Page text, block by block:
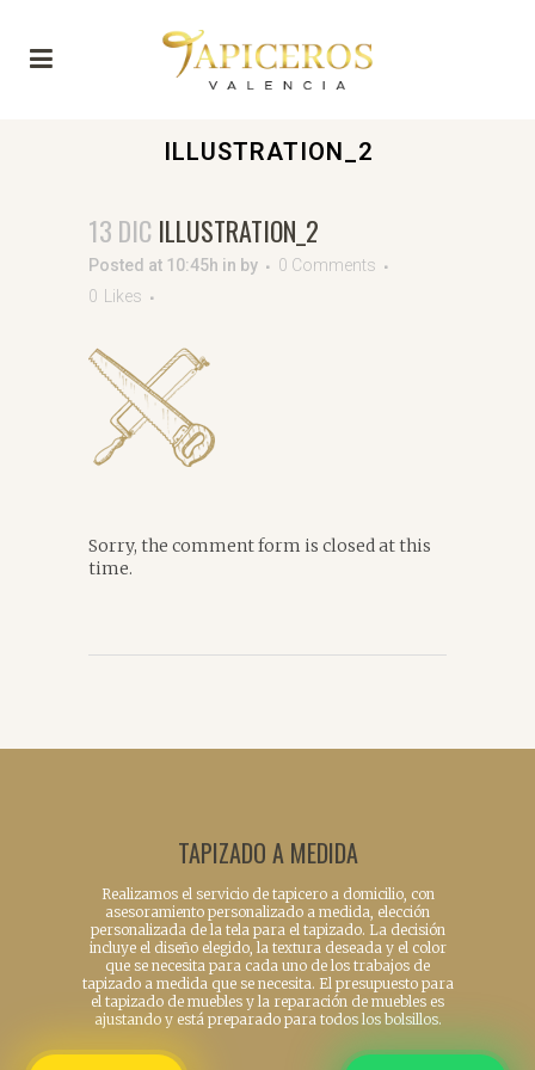
ILLUSTRATION_2
13 DIC ILLUSTRATION_2
Posted at 10:45h in by
0 Comments
0
Likes
Sorry, the comment form is closed at this
time.
TAPIZADO A MEDIDA
Realizamos el servicio de tapicero a domicilio, con
asesoramiento personalizado a medida, elección
personalizada de la tela para el tapizado. La decisión
incluye el diseño elegido, la textura deseada y el color
que se necesita para cada uno de los trabajos de
tapizado a medida que se necesita. El presupuesto para
el tapizado de muebles y la reparación de muebles es
ajustando y está preparado para todos los bolsillos.